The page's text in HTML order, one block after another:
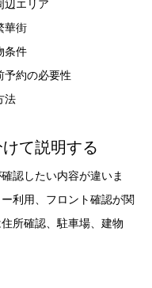
辺エリア
華街
条件
予約の必要性
法
て説明する
認したい内容が違いま
利用、フロント確認が関
所確認、駐車場、建物